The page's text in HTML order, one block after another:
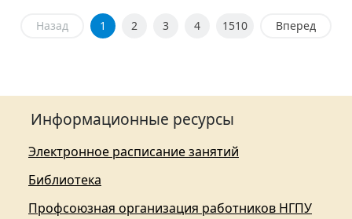
Назад 1 2 3 4 1510 Вперед
Информационные ресурсы
Электронное расписание занятий
Библиотека
Профсоюзная организация работников НГПУ